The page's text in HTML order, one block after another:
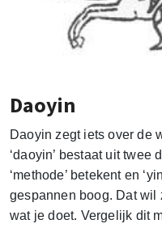
Daoyin
Daoyin zegt iets over de
‘daoyin’ bestaat uit twee
‘methode’ betekent en
gespannen boog. Dat wil
wat je doet. Vergelijk dit